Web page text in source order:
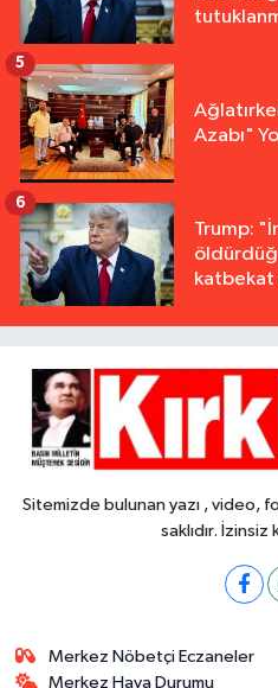
Azabı"
5
Trump:
6
Sitemizde bulunan yazı , video,
saklıdır. İzinsiz
Merkez Nöbetçi Eczaneler
Merkez Hava Durumu